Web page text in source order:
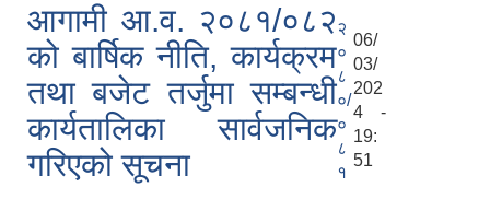
आगामी आ.व. २०८१/०८२
को बार्षिक नीति, कार्यक्रम
तथा बजेट तर्जुमा सम्बन्धी
कार्यतालिका सार्वजनिक
गरिएको सूचना
२
०
८
०/
०
८
१
06/
03/
202
4 -
19:
51